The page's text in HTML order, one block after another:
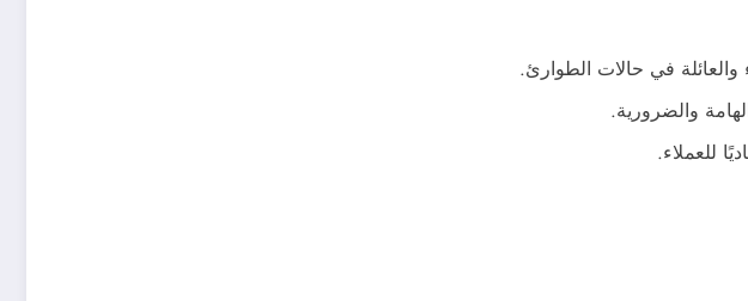
في حالات الطوارئ.
والضرورية.